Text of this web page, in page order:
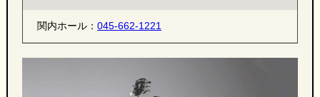
関内ホール： 045-662-1221